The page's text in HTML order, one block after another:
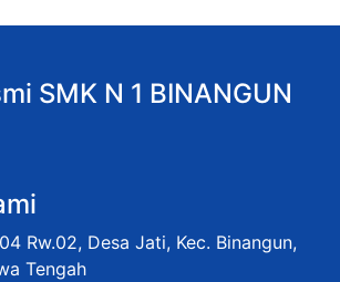
SMK N 1 BINANGUN
Rw.02, Desa Jati, Kec. Binangun,
Tengah